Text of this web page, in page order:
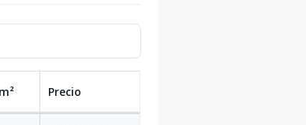
m² Precio